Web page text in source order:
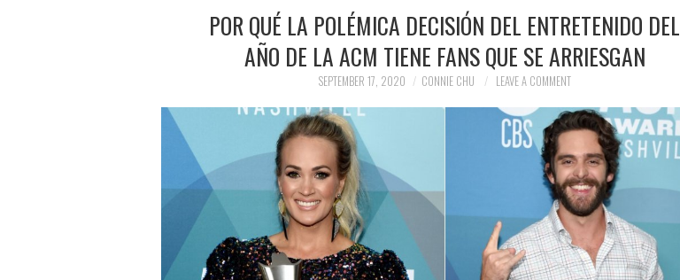
POR QUÉ LA POLÉMICA DECISIÓN DEL ENTRETENIDO DEL
AÑO DE LA ACM TIENE FANS QUE SE ARRIESGAN
SEPTEMBER 17, 2020 CONNIE CHU LEAVE A COMMENT